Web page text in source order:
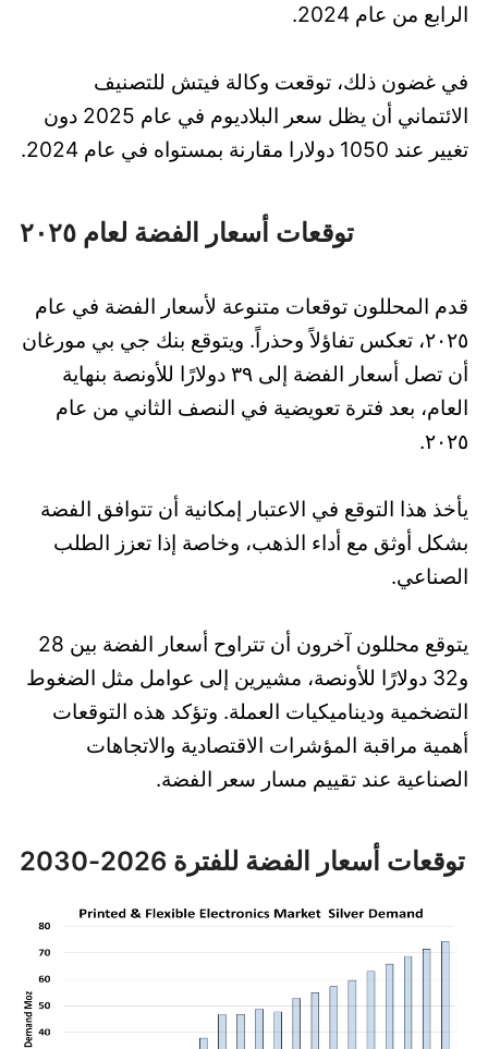
الرابع من عام 2024.
في غضون ذلك، توقعت وكالة فيتش للتصنيف
الائتماني أن يظل سعر البلاديوم في عام 2025 دون
تغيير عند 1050 دولارا مقارنة بمستواه في عام 2024.
توقعات أسعار الفضة لعام ٢٠٢٥
قدم المحللون توقعات متنوعة لأسعار الفضة في عام
٢٠٢٥، تعكس تفاؤلاً وحذراً. ويتوقع بنك جي بي مورغان
أن تصل أسعار الفضة إلى ٣٩ دولارًا للأونصة بنهاية
العام، بعد فترة تعويضية في النصف الثاني من عام
٢٠٢٥.
يأخذ هذا التوقع في الاعتبار إمكانية أن تتوافق الفضة
بشكل أوثق مع أداء الذهب، وخاصة إذا تعزز الطلب
الصناعي.
يتوقع محللون آخرون أن تتراوح أسعار الفضة بين 28
و32 دولارًا للأونصة، مشيرين إلى عوامل مثل الضغوط
التضخمية وديناميكيات العملة. وتؤكد هذه التوقعات
أهمية مراقبة المؤشرات الاقتصادية والاتجاهات
الصناعية عند تقييم مسار سعر الفضة.
توقعات أسعار الفضة للفترة 2026-2030